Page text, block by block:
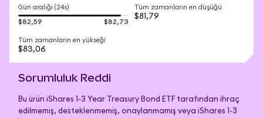
Gün aralığı (24s)
$82,59 $82,73
Tüm zamanların en düşüğü
$81,79
Tüm zamanların en yükseği
$83,06
Sorumluluk Reddi
Bu ürün iShares 1-3 Year Treasury Bond ETF tarafından ihraç
edilmemiş, desteklenmemiş, onaylanmamış veya iShares 1-3